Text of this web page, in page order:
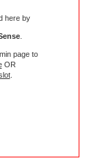
here by
.
page to
OR
.